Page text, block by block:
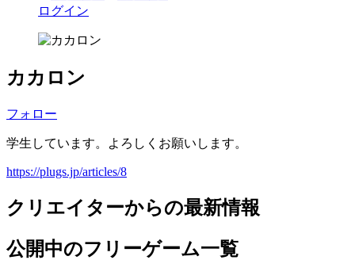
ログイン
カカロン
フォロー
学生しています。よろしくお願いします。
https://plugs.jp/articles/8
クリエイターからの最新情報
公開中のフリーゲーム一覧